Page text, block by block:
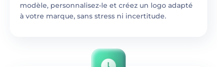
modèle, personnalisez-le et créez un logo adapté
à votre marque, sans stress ni incertitude.